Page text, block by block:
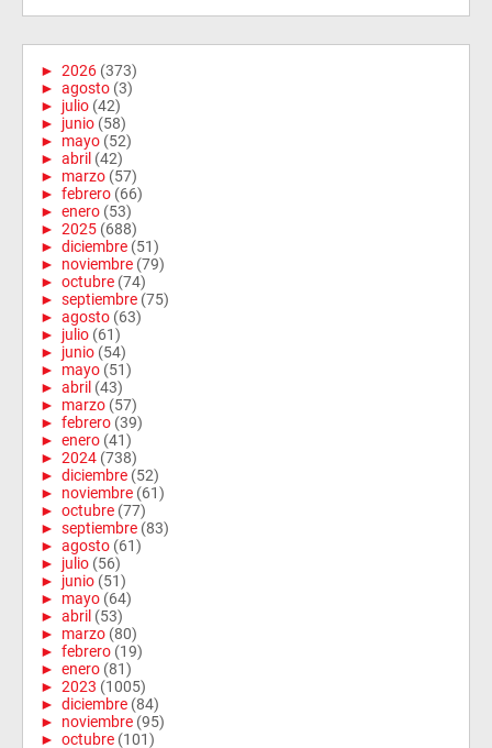
► 2026 (373)
► agosto (3)
► julio (42)
► junio (58)
► mayo (52)
► abril (42)
► marzo (57)
► febrero (66)
► enero (53)
► 2025 (688)
► diciembre (51)
► noviembre (79)
► octubre (74)
► septiembre (75)
► agosto (63)
► julio (61)
► junio (54)
► mayo (51)
► abril (43)
► marzo (57)
► febrero (39)
► enero (41)
► 2024 (738)
► diciembre (52)
► noviembre (61)
► octubre (77)
► septiembre (83)
► agosto (61)
► julio (56)
► junio (51)
► mayo (64)
► abril (53)
► marzo (80)
► febrero (19)
► enero (81)
► 2023 (1005)
► diciembre (84)
► noviembre (95)
► octubre (101)